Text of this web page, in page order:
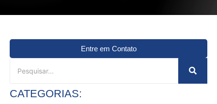
Entre em Contato
CATEGORIAS: